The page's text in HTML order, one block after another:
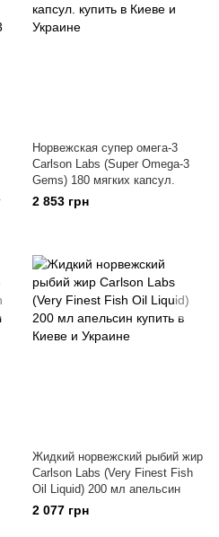
Норвежская супер омега-3
Carlson Labs (Super Omega-3
Gems) 180 мягких капсул.
2 853 грн
Жидкий норвежский рыбий жир
Carlson Labs (Very Finest Fish
Oil Liquid) 200 мл апельсин
2 077 грн